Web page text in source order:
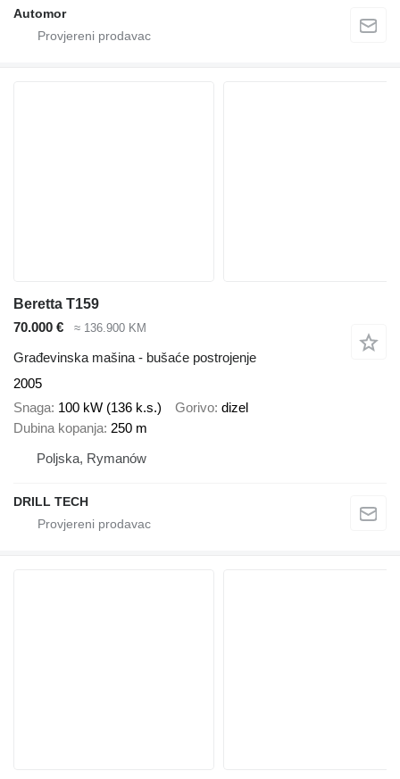
Automor
Beretta T159
70.000 €
≈ 136.900 KM
Građevinska mašina - bušaće postrojenje
2005
Snaga 100 kW (136 k.s.) Gorivo dizel
Dubina kopanja 250 m
Poljska, Rymanów
DRILL TECH